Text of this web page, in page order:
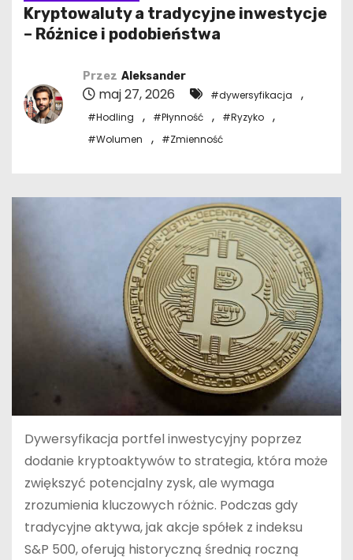
Kryptowaluty a tradycyjne inwestycje
– Różnice i podobieństwa
Przez Aleksander
maj 27, 2026 #dywersyfikacja ,
#Hodling , #Płynność , #Ryzyko ,
#Wolumen , #Zmienność
Dywersyfikacja portfel inwestycyjny poprzez
dodanie kryptoaktywów to strategia, która może
zwiększyć potencjalny zysk, ale wymaga
zrozumienia kluczowych różnic. Podczas gdy
tradycyjne aktywa, jak akcje spółek z indeksu
S&P 500, oferują historyczną średnią roczną